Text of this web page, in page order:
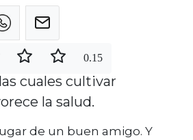
0.15
cuales cultivar
la salud.
de un buen amigo. Y